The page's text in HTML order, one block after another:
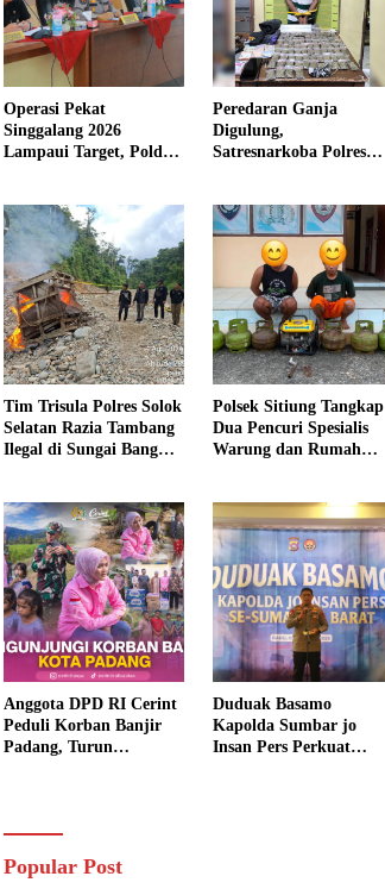
Operasi Pekat
Singgalang 2026
Lampaui Target, Polda
Kriminal
Peredaran Ganja
Digulung,
Satresnarkoba Polres
Siap Edar di Tanah
Datar
Tim Trisula Polres Solok
Selatan Razia Tambang
Ilegal di Sungai Bangko,
Polsek Sitiung Tangkap
Dua Pencuri Spesialis
Warung dan Rumah
Anggota DPD RI Cerint
Peduli Korban Banjir
Padang, Turun
Duduak Basamo
Kapolda Sumbar jo
Insan Pers Perkuat
Popular Post